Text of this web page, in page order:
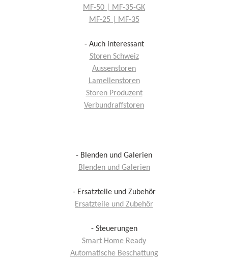
MF-50 | MF-35-GK
MF-25 | MF-35
- Auch interessant
Storen Schweiz
Aussenstoren
Lamellenstoren
Storen Produzent
Verbundraffstoren
- Blenden und Galerien
Blenden und Galerien
- Ersatzteile und Zubehör
Ersatzteile und Zubehör
- Steuerungen
Smart Home Ready
Automatische Beschattung